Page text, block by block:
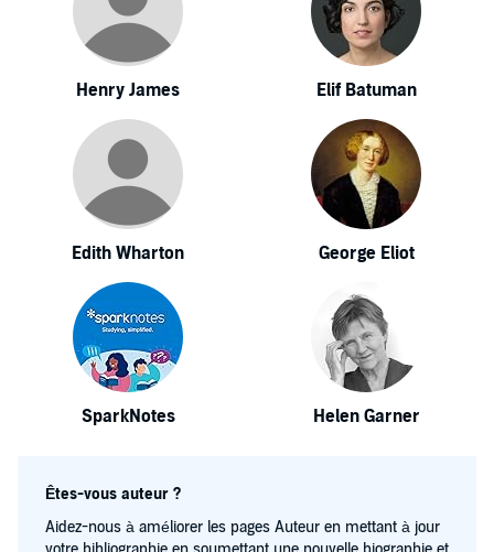
Henry James Elif Batuman
Edith Wharton George Eliot
SparkNotes Helen Garner
Êtes-vous auteur ?
Aidez-nous à améliorer les pages Auteur en mettant à jour